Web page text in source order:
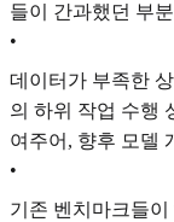
들이 간과했던 부
•
데이터가 부족한
의 하위 작업 수행
여주어, 향후 모델
•
기존 벤치마크들